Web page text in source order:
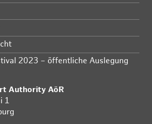
2023 – öffentliche Auslegung
Authority AöR
1